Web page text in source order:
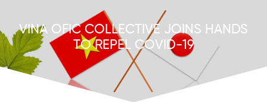
VINA OFIC COLLECTIVE JOINS HANDS
TO REPEL COVID-19